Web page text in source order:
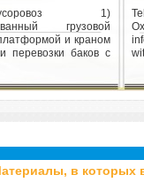
мусоровоз 1)
грузовой
и краном
перевозки баков с
в которых